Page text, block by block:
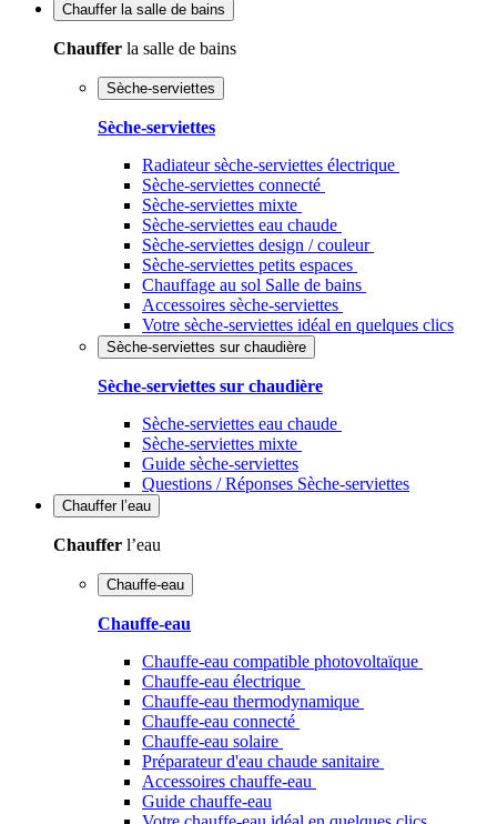
Chauffer la salle de bains
Chauffer la salle de bains
Sèche-serviettes
Sèche-serviettes
Radiateur sèche-serviettes électrique
Sèche-serviettes connecté
Sèche-serviettes mixte
Sèche-serviettes eau chaude
Sèche-serviettes design / couleur
Sèche-serviettes petits espaces
Chauffage au sol Salle de bains
Accessoires sèche-serviettes
Votre sèche-serviettes idéal en quelques clics
Sèche-serviettes sur chaudière
Sèche-serviettes sur chaudière
Sèche-serviettes eau chaude
Sèche-serviettes mixte
Guide sèche-serviettes
Questions / Réponses Sèche-serviettes
Chauffer l’eau
Chauffer l’eau
Chauffe-eau
Chauffe-eau
Chauffe-eau compatible photovoltaïque
Chauffe-eau électrique
Chauffe-eau thermodynamique
Chauffe-eau connecté
Chauffe-eau solaire
Préparateur d'eau chaude sanitaire
Accessoires chauffe-eau
Guide chauffe-eau